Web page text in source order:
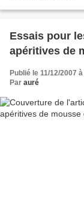
Essais pour
apéritives de
Publié le 11/12/2007
Par auré